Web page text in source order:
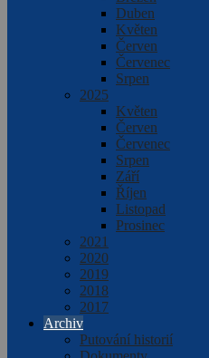
Duben
Květen
Červen
Červenec
Srpen
2025
Květen
Červen
Červenec
Srpen
Září
Říjen
Listopad
Prosinec
2021
2020
2019
2018
2017
Archiv
Putování historií